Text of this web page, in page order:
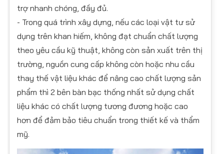
trợ nhanh chóng, đầy đủ.
- Trong quá trình xây dựng, nếu các loại vật tư sử
dụng trên khan hiếm, không đạt chuẩn chất lượng
theo yêu cầu kỹ thuật, không còn sản xuất trên thị
trường, nguồn cung cấp không còn hoặc nhu cầu
thay thế vật liệu khác để nâng cao chất lượng sản
phẩm thì 2 bên bàn bạc thống nhất sử dụng chất
liệu khác có chất lượng tương đương hoặc cao
hơn để đảm bảo tiêu chuẩn trong thiết kế và thẩm
mỹ.